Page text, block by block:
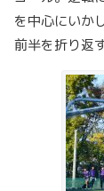
を中心にいか
前半を折り返す